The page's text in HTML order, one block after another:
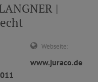
|
Webseite:
www.juraco.de